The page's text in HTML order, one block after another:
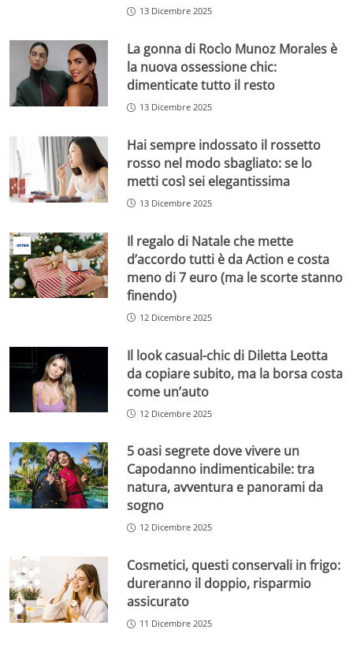
13 Dicembre 2025
La gonna di Rocìo Munoz Morales è
la nuova ossessione chic:
dimenticate tutto il resto
13 Dicembre 2025
Hai sempre indossato il rossetto
rosso nel modo sbagliato: se lo
metti così sei elegantissima
13 Dicembre 2025
Il regalo di Natale che mette
d’accordo tutti è da Action e costa
meno di 7 euro (ma le scorte stanno
finendo)
12 Dicembre 2025
Il look casual-chic di Diletta Leotta
da copiare subito, ma la borsa costa
come un’auto
12 Dicembre 2025
5 oasi segrete dove vivere un
Capodanno indimenticabile: tra
natura, avventura e panorami da
sogno
12 Dicembre 2025
Cosmetici, questi conservali in frigo:
dureranno il doppio, risparmio
assicurato
11 Dicembre 2025